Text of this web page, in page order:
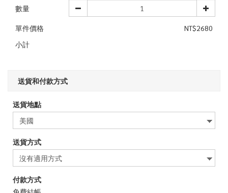
數量
單件價格
NT$2680
小計
送貨和付款方式
送貨地點
送貨方式
付款方式